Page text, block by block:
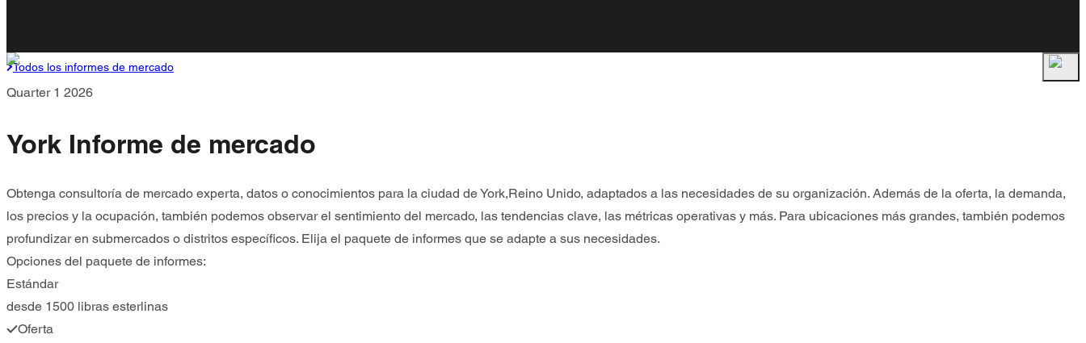
Todos los informes de mercado
Quarter 1 2026
York Informe de mercado
Obtenga consultoría de mercado experta, datos o conocimientos para la ciudad de York,Reino Unido, adaptados a las necesidades de su organización. Además de la oferta, la demanda,
los precios y la ocupación, también podemos observar el sentimiento del mercado, las tendencias clave, las métricas operativas y más. Para ubicaciones más grandes, también podemos
profundizar en submercados o distritos específicos. Elija el paquete de informes que se adapte a sus necesidades.
Opciones del paquete de informes:
Estándar
desde 1500 libras esterlinas
Oferta